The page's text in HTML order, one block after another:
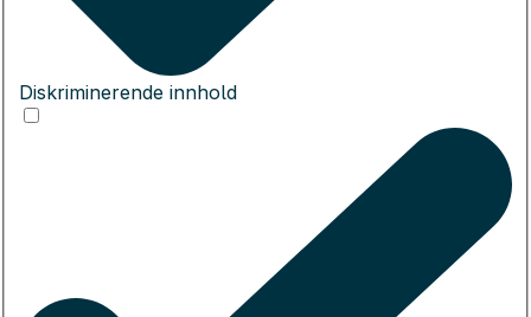
Diskriminerende innhold